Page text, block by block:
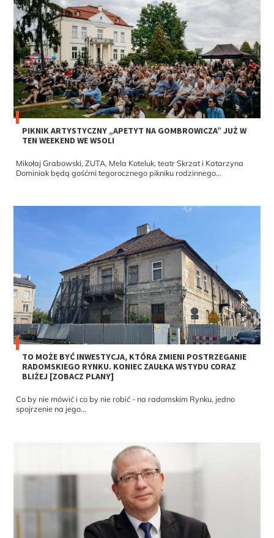
PIKNIK ARTYSTYCZNY „APETYT NA GOMBROWICZA” JUŻ W
TEN WEEKEND WE WSOLI
Mikołaj Grabowski, ZUTA, Mela Koteluk, teatr Skrzat i Katarzyna
Dominiak będą gośćmi tegorocznego pikniku rodzinnego...
TO MOŻE BYĆ INWESTYCJA, KTÓRA ZMIENI POSTRZEGANIE
RADOMSKIEGO RYNKU. KONIEC ZAUŁKA WSTYDU CORAZ
BLIŻEJ [ZOBACZ PLANY]
Co by nie mówić i co by nie robić - na radomskim Rynku, jedno
spojrzenie na jego...